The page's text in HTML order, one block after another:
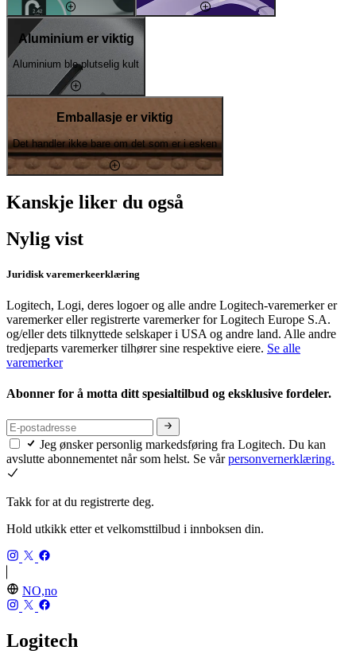
Aluminium er viktig
Aluminium ble plutselig kult
Emballasje er viktig
Det handler ikke bare om det som er i esken
Kanskje liker du også
Nylig vist
Juridisk varemerkeerklæring
Logitech, Logi, deres logoer og alle andre Logitech-varemerker er
varemerker eller registrerte varemerker for Logitech Europe S.A.
og/eller dets tilknyttede selskaper i USA og andre land. Alle andre
tredjeparts varemerker tilhører sine respektive eiere. Se alle
varemerker
Abonner for å motta ditt spesialtilbud og eksklusive fordeler.
Jeg ønsker personlig markedsføring fra Logitech. Du kan
avslutte abonnementet når som helst. Se vårpersonvernerklæring.
Takk for at du registrerte deg.
Hold utkikk etter et velkomsttilbud i innboksen din.
NO,no
Logitech